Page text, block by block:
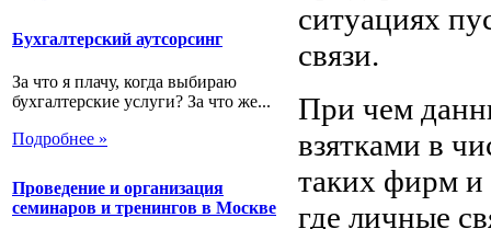
Бухгалтерский аутсорсинг
За что я плачу, когда выбираю
бухгалтерские услуги? За что же...
Подробнее »
Проведение и организация
семинаров и тренингов в Москве
ситуациях
связи.
При чем
взятками в
таких фирм и
где личные